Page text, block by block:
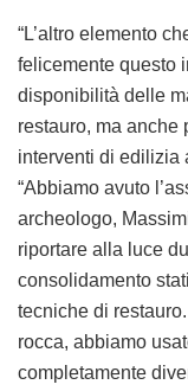
“L’altro elemento
felicemente questo
disponibilità delle
restauro, ma anche
interventi di edilizia
“Abbiamo avuto
archeologo,
riportare alla luce
consolidamento
tecniche di
rocca, abbiamo
completamente